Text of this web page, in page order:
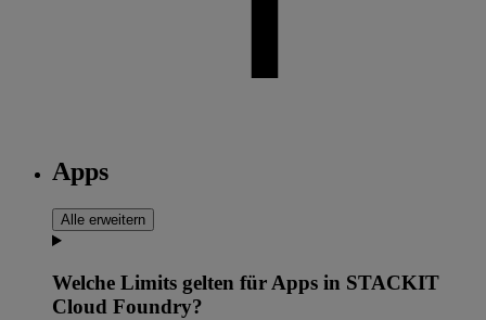
Apps
Alle erweitern
Welche Limits gelten für Apps in STACKIT
Cloud Foundry?